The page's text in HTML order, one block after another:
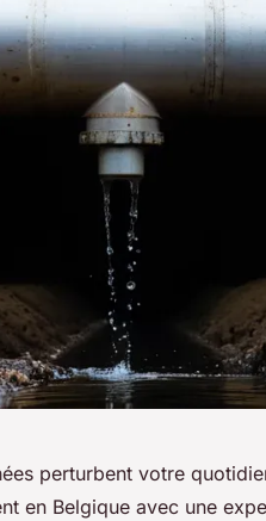
perturbent votre
en Belgique avec une